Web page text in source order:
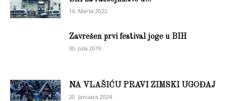
16. Marta 2022.
Zavrešen prvi festival joge u BIH
30. Jula 2019.
NA VLAŠIĆU PRAVI ZIMSKI UGOĐAJ
20. Januara 2024.